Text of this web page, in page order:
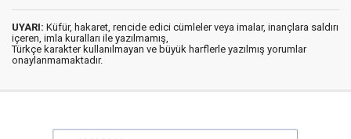
UYARI: Küfür, hakaret, rencide edici cümleler veya imalar, inançlara saldırı
içeren, imla kuralları ile yazılmamış,
Türkçe karakter kullanılmayan ve büyük harflerle yazılmış yorumlar
onaylanmamaktadır.